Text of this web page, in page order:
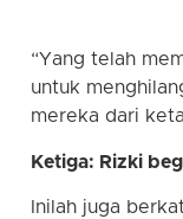
“Yang telah
untuk
mereka dari
Ketiga: Rizki
Inilah juga